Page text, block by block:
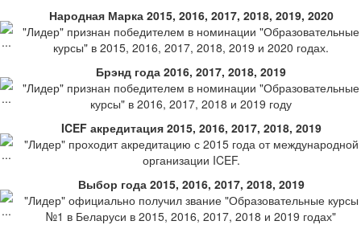
Народная Марка 2015, 2016, 2017, 2018, 2019, 2020
"Лидер" признан победителем в номинации "Образовательные
курсы" в 2015, 2016, 2017, 2018, 2019 и 2020 годах.
Брэнд года 2016, 2017, 2018, 2019
"Лидер" признан победителем в номинации "Образовательные
курсы" в 2016, 2017, 2018 и 2019 году
ICEF акредитация 2015, 2016, 2017, 2018, 2019
"Лидер" проходит акредитацию с 2015 года от международной
организации ICEF.
Выбор года 2015, 2016, 2017, 2018, 2019
"Лидер" официально получил звание "Образовательные курсы
№1 в Беларуси в 2015, 2016, 2017, 2018 и 2019 годах"